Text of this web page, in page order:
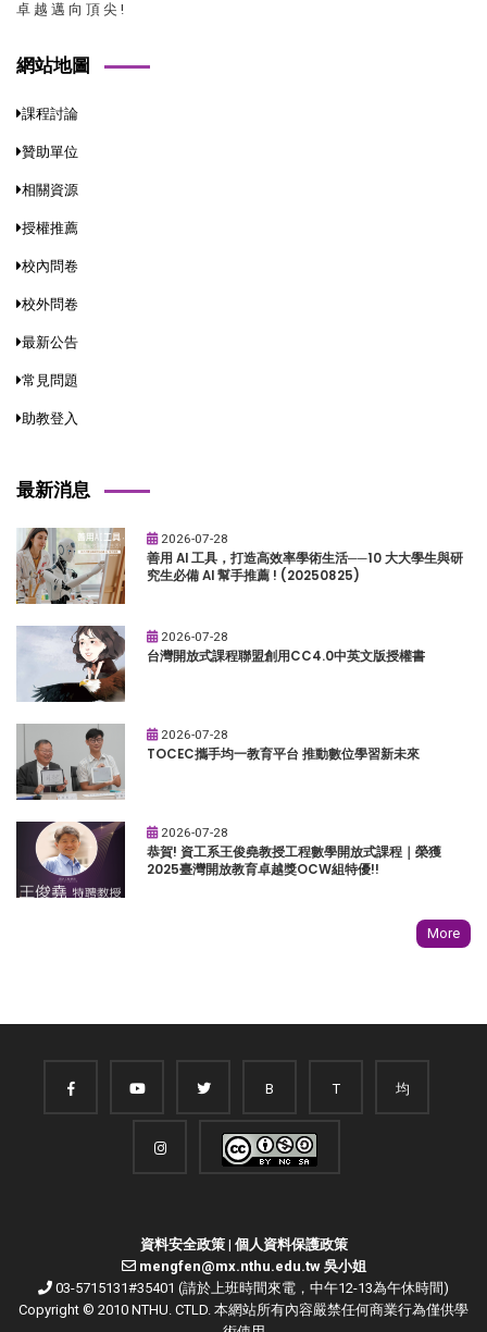
卓 越 邁 向 頂 尖 !
網站地圖
課程討論
贊助單位
相關資源
授權推薦
校內問卷
校外問卷
最新公告
常見問題
助教登入
最新消息
2026-07-28
善用 AI 工具，打造高效率學術生活──10 大大學生與研
究生必備 AI 幫手推薦 ! (20250825)
2026-07-28
台灣開放式課程聯盟創用CC4.0中英文版授權書
2026-07-28
TOCEC攜手均一教育平台 推動數位學習新未來
2026-07-28
恭賀! 資工系王俊堯教授工程數學開放式課程｜榮獲
2025臺灣開放教育卓越獎OCW組特優!!
More
B T 均
資料安全政策| 個人資料保護政策
mengfen@mx.nthu.edu.tw 吳小姐
03-5715131#35401 (請於上班時間來電，中午12-13為午休時間)
Copyright © 2010 NTHU. CTLD. 本網站所有內容嚴禁任何商業行為僅供學